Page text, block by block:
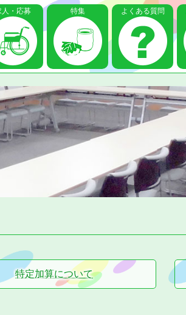
人・応募 特集 よくある質問
特定加算について